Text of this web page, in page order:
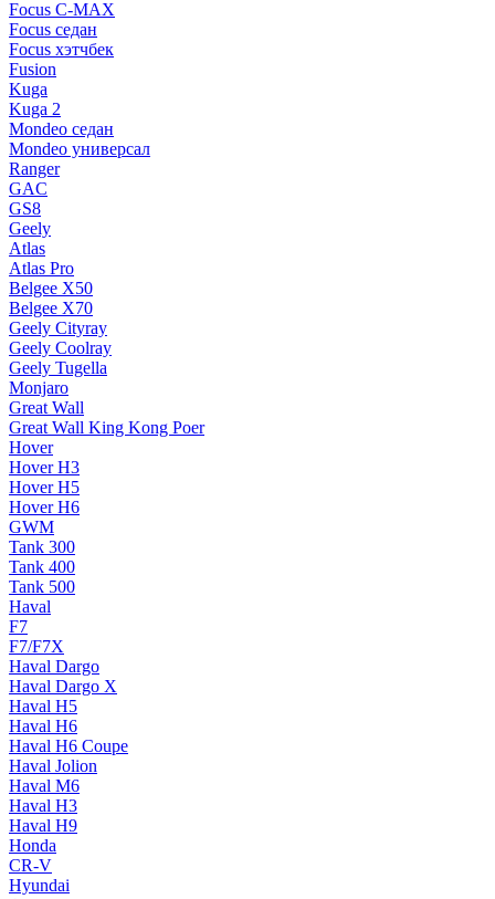
Focus C-MAX
Focus седан
Focus хэтчбек
Fusion
Kuga
Kuga 2
Mondeo седан
Mondeo универсал
Ranger
GAC
GS8
Geely
Atlas
Atlas Pro
Belgee X50
Belgee X70
Geely Cityray
Geely Coolray
Geely Tugella
Monjaro
Great Wall
Great Wall King Kong Poer
Hover
Hover H3
Hover H5
Hover H6
GWM
Tank 300
Tank 400
Tank 500
Haval
F7
F7/F7X
Haval Dargo
Haval Dargo Х
Haval H5
Haval H6
Haval H6 Coupe
Haval Jolion
Haval M6
Haval Н3
Haval Н9
Honda
CR-V
Hyundai